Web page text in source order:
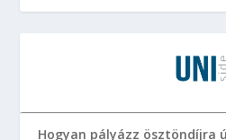
Hogyan pályázz ösztöndíjra